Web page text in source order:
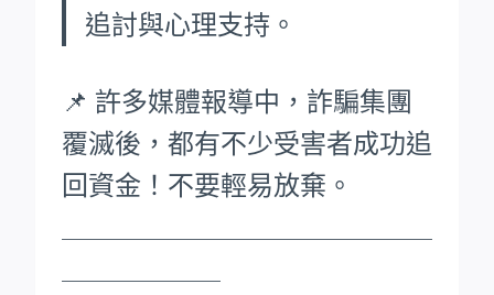
追討與心理支持。
📌 許多媒體報導中，詐騙集團
覆滅後，都有不少受害者成功追
回資金！不要輕易放棄。